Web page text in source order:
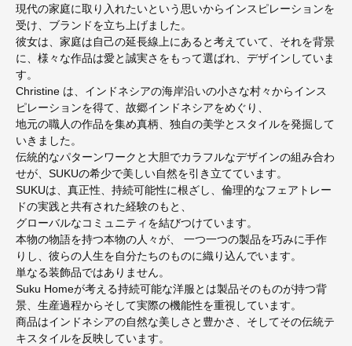
現代の家庭に取り入れたいという思いからインスピレーションを
受け、ブランドを立ち上げました。
彼女は、家庭は自己の延長線上にあると考えていて、それを背景
に、様々な作品は愛と誠実さをもって選ばれ、デザインしていま
す。
Christine は、インドネシアの海岸沿いの小さな村々からインス
ピレーションを得て、故郷インドネシアをめぐり、
地元の職人の作品を集め真柄、独自の美学とスタイルを発掘して
いきました。
伝統的なパターンワークと大胆でカラフルなデザインの組み合わ
せが、SUKUの希少で美しい自然を引き立てています。
SUKUは、真正性、持続可能性に根ざし、倫理的なフェアトレー
ドの実践と共有された経験のもと、
グローバルなコミュニティを結びつけています。
本物の物語を持つ本物の人々が、 一つ一つの製品を巧みに手作
りし、彼らの人生を自分たちのものに織り込んでいます。
単なる装飾品ではありません。
Suku Homeが考える持続可能な洋服とは製品そのものが持つ背
景、生産過程からそして実際の機能性を重視しています。
商品はインドネシアの自然な美しさと豊かさ、そしてその伝統テ
キスタイルを反映しています。